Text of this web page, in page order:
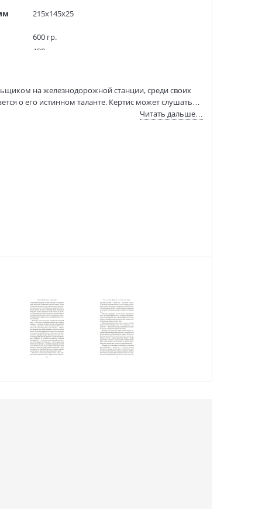
215x145x25
600 гр.
480
9785389161498
9785389161498
на железнодорожной станции, среди своих
о его истинном таланте. Кертис может слушать…
Читать дальше…